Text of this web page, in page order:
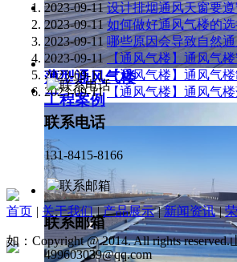
薄型通风气楼
工程案例
2023-09-11 设计排烟通风天窗要
2023-09-11 如何做好通风气楼的
2023-09-11 哪些原因会导致自然
2023-09-11 【通风气楼】通风气
2023-09-11 【通风气楼】通风气
2023-09-11 【通风气楼】通风气
联系电话
131-8415-8166
联系邮箱
499603039@qq.com
首页 | 关于我们 | 产品展示 | 新闻资讯 |
如：Copyright @ 2014. All rights